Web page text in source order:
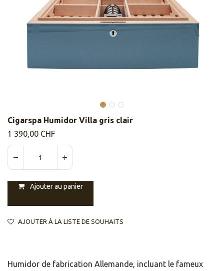
​​Cigarspa Humidor Villa gris clair
1 390,00 CHF
Ajouter au panier
AJOUTER À LA LISTE DE SOUHAITS
Humidor de fabrication Allemande, incluant le fameux